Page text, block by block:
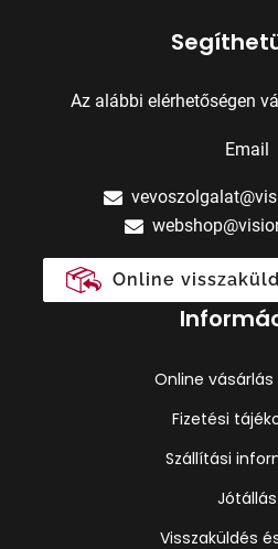
Az alábbi elérhetőségen
Email
Online
Online
Fizetési
Szállítási
Jótállás
Visszaküldés